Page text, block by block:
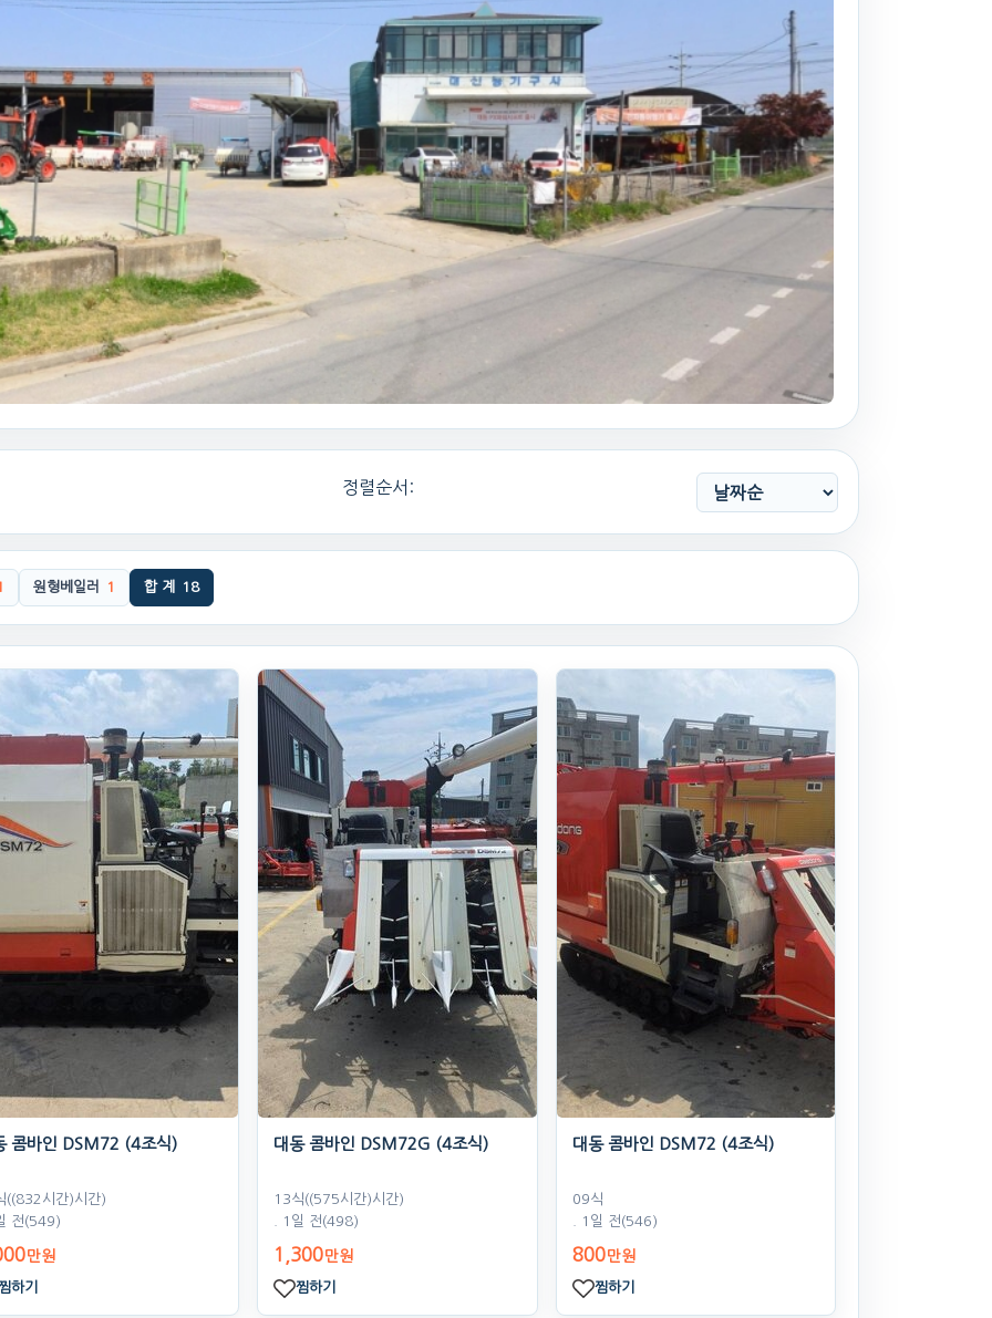
정렬순서:
원형베일러 1 합 계 18
콤바인 DSM72 (4조식)
((832시간)시간)
전(549)
만원
하기
대동 콤바인 DSM72G (4조식)
13식((575시간)시간)
. 1일 전(498)
1,300만원
찜하기
대동 콤바인 DSM72 (4조식)
09식
. 1일 전(546)
800만원
찜하기